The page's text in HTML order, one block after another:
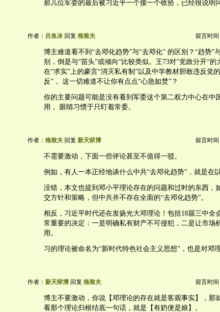
那几位军委的最后被习近平一个接一个收拾，已经很说明
作者： 吕鱼冰 回复 格致夫 留言时间
博主难道看不到“去邓化趋势”与“去邓化” 的区别？“趋势”
别，倒是与“苗头”或倾向“比较类似。王73对”党政分开“
在“求实”上的豪言“消灭私有制”以及中学教材胆敢违反党
反”， 这一切难道不让你有点点“心急如焚”？
你的主要问题可能是没有看到军委这个第二权力中心在中
用， 眼睛习惯于只盯着常委。
作者： 格致夫 回复 新天狱博 留言时间
不需要激动，下面一些评论甚至不值得一驳。
例如，有人一本正经地谈什么中共“去邓化趋势”，就是在
没错，本文也提到邓小平理论存在的问题和过时的东西，
交方针和策略，但中共并不存在全面的“去邓化趋势”。
相反，习近平时代还在发扬光大邓理论！包括18届三中全
常重要的决定：一是明确私有财产不可侵犯，二是让市场
用。
习的理论被命名为“新时代特色社会主义思想”，也是对邓
作者： 新天狱博 回复 格致夫 留言时间
博主不要激动，你说【邓理论的存在就是客观事实】，那
看那个理论归根结底一句话，就是【有奶便是娘】。